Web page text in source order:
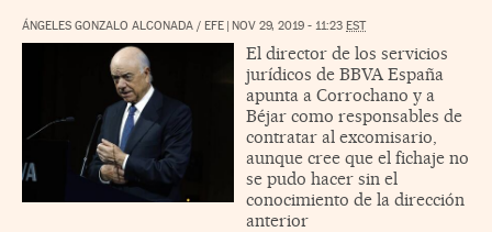
ÁNGELES GONZALO ALCONADA / EFE | NOV 29, 2019 - 11:23 EST
El director de los servicios
jurídicos de BBVA España
apunta a Corrochano y a
Béjar como responsables de
contratar al excomisario,
aunque cree que el fichaje no
se pudo hacer sin el
conocimiento de la dirección
anterior